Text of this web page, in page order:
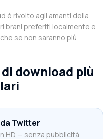
è rivolto agli amanti della
brani preferiti localmente e
se non saranno più
download più
Twitter
HD — senza pubblicità,